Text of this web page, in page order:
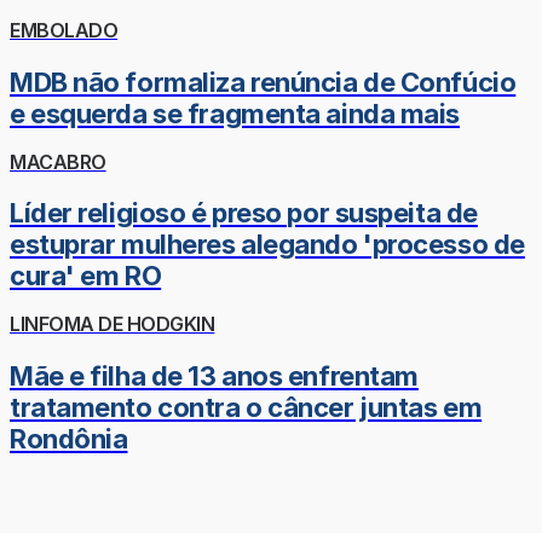
EMBOLADO
MDB não formaliza renúncia de Confúcio
e esquerda se fragmenta ainda mais
MACABRO
Líder religioso é preso por suspeita de
estuprar mulheres alegando 'processo de
cura' em RO
LINFOMA DE HODGKIN
Mãe e filha de 13 anos enfrentam
tratamento contra o câncer juntas em
Rondônia